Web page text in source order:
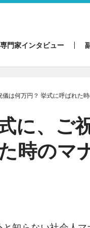
専門家インタビュー
は何万円？ 挙式に呼ばれた
に、ご
時のマ